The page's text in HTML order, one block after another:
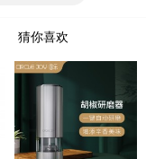
猜你喜欢